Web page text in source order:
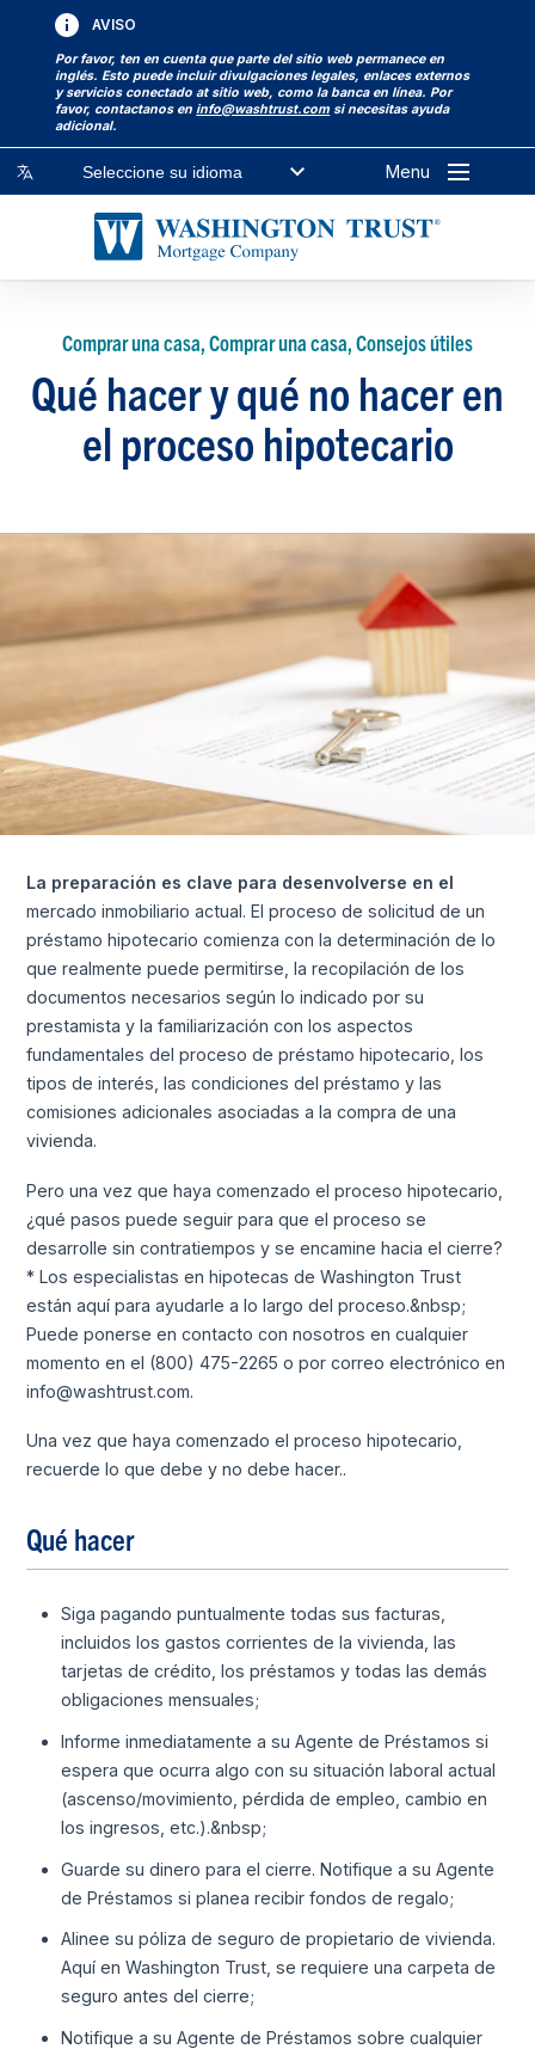
AVISO
Por favor, ten en cuenta que parte del sitio web permanece en
inglés. Esto puede incluir divulgaciones legales, enlaces externos
y servicios conectado at sitio web, como la banca en línea. Por
favor, contactanos eninfo@washtrust.com si necesitas ayuda
adicional.
Seleccione su idioma Menu
Comprar una casa, Comprar una casa, Consejos útiles
Qué hacer y qué no hacer en
el proceso hipotecario
La preparación es clave para desenvolverse en el
mercado inmobiliario actual. El proceso de solicitud de un
préstamo hipotecario comienza con la determinación de lo
que realmente puede permitirse, la recopilación de los
documentos necesarios según lo indicado por su
prestamista y la familiarización con los aspectos
fundamentales del proceso de préstamo hipotecario, los
tipos de interés, las condiciones del préstamo y las
comisiones adicionales asociadas a la compra de una
vivienda.
Pero una vez que haya comenzado el proceso hipotecario,
¿qué pasos puede seguir para que el proceso se
desarrolle sin contratiempos y se encamine hacia el cierre?
* Los especialistas en hipotecas de Washington Trust
están aquí para ayudarle a lo largo del proceso.&nbsp;
Puede ponerse en contacto con nosotros en cualquier
momento en el (800) 475-2265 o por correo electrónico en
info@washtrust.com.
Una vez que haya comenzado el proceso hipotecario,
recuerde lo que debe y no debe hacer..
Qué hacer
Siga pagando puntualmente todas sus facturas,
incluidos los gastos corrientes de la vivienda, las
tarjetas de crédito, los préstamos y todas las demás
obligaciones mensuales;
Informe inmediatamente a su Agente de Préstamos si
espera que ocurra algo con su situación laboral actual
(ascenso/movimiento, pérdida de empleo, cambio en
los ingresos, etc.).&nbsp;
Guarde su dinero para el cierre. Notifique a su Agente
de Préstamos si planea recibir fondos de regalo;
Alinee su póliza de seguro de propietario de vivienda.
Aquí en Washington Trust, se requiere una carpeta de
seguro antes del cierre;
Notifique a su Agente de Préstamos sobre cualquier